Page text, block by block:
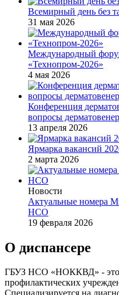
Всемирный день без
31 мая 2026
Международный
«Технопром-2026»
4 мая 2026
Конференция
вопросы
13 апреля 2026
Ярмарка вакансий
2 марта 2026
Новости
Актуальные номера
НСО
19 февраля 2026
О диспансере
ГБУЗ НСО «НОККВД» - это
профилактических